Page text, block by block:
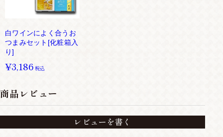
白ワインによく合うお
つまみセット[化粧箱入
り]
¥3,186 税込
商品レビュー
レビューを書く